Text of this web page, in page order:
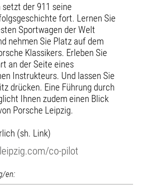
der 911 seine
fort. Lernen Sie
Sportwagen der Welt
nehmen Sie Platz auf dem
Klassikers. Erleben Sie
an der Seite eines
Instrukteurs. Und lassen Sie
drücken. Eine Führung durch
Ihnen zudem einen Blick
Porsche Leipzig.
(sh. Link)
co-pilot
en: